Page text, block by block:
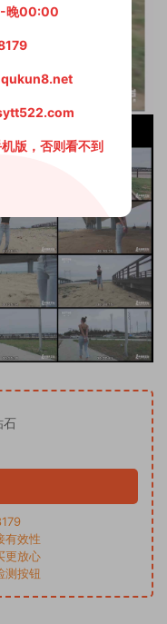
石
有效性
更放心
测按钮
晚00:00
版，否则看不到